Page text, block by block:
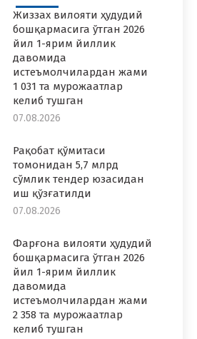
Жиззах вилояти ҳудудий
бошқармасига ўтган 2026
йил 1-ярим йиллик
давомида
истеъмолчилардан жами
1 031 та мурожаатлар
келиб тушган
07.08.2026
Рақобат қўмитаси
томонидан 5,7 млрд
сўмлик тендер юзасидан
иш қўзғатилди
07.08.2026
Фарғона вилояти ҳудудий
бошқармасига ўтган 2026
йил 1-ярим йиллик
давомида
истеъмолчилардан жами
2 358 та мурожаатлар
келиб тушган